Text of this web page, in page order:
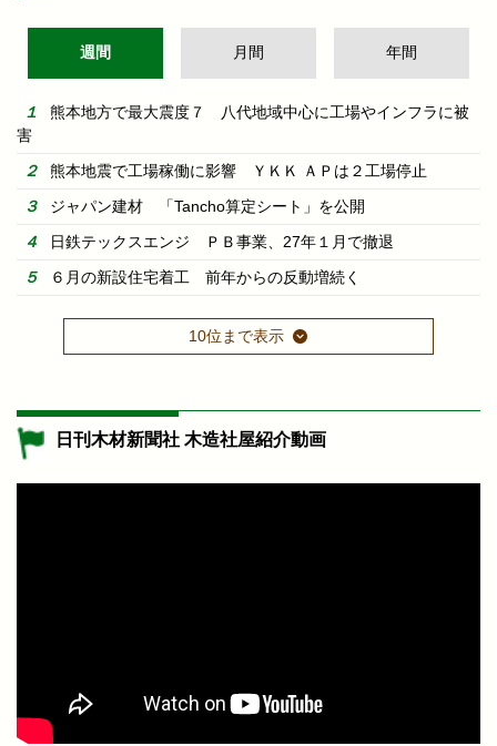
週間 月間 年間
熊本地方で最大震度７ 八代地域中心に工場やインフラに被
害
熊本地震で工場稼働に影響 ＹＫＫ ＡＰは２工場停止
ジャパン建材 「Tancho算定シート」を公開
日鉄テックスエンジ ＰＢ事業、27年１月で撤退
６月の新設住宅着工 前年からの反動増続く
10位まで表示
日刊木材新聞社 木造社屋紹介動画